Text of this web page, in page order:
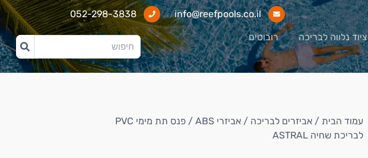
info@reefpools.co.il
052-298-3838
ציוד נלווה לבריכה רובוטים
עמוד הבית / אביזרים לבריכה / אביזרי ABS
/ פנס תת מימי PVC
לבריכת שחיה ASTRAL